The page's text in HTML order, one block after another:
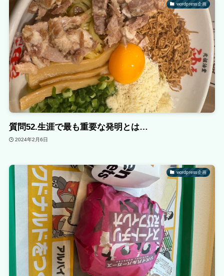
wordpress企画
質問52.生涯で最も重要な発明とは…
2024年2月6日
wordpress企画